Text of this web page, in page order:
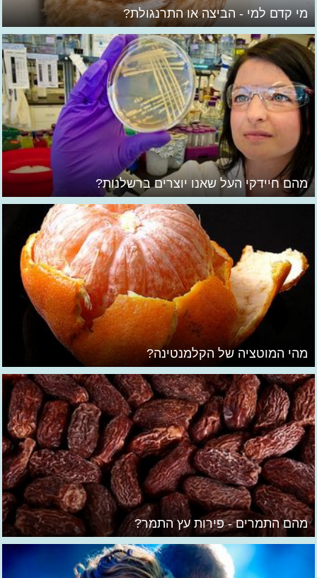
מי קדם למי - הביצה או התרנגולת?
מהם חיידקי העל שאנו יוצרים ברשלנות?
מהי המוטציה של הקלמנטינה?
מהם התמרים - פירות עץ התמר?